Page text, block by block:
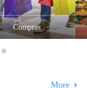
Comida japonesa
More